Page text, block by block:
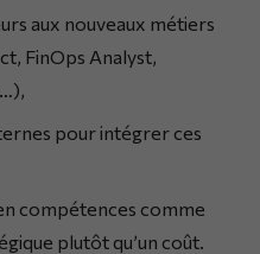
aux nouveaux métiers
FinOps Analyst,
pour intégrer ces
compétences comme
plutôt qu’un coût.